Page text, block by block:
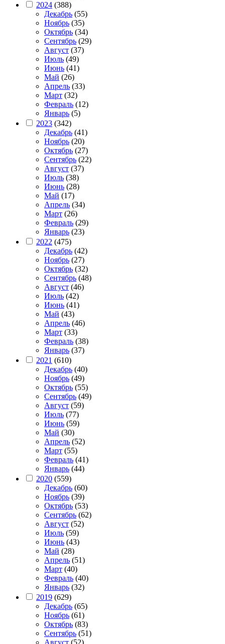
2024 (388)
Декабрь (55)
Ноябрь (35)
Октябрь (34)
Сентябрь (29)
Август (37)
Июль (49)
Июнь (41)
Май (26)
Апрель (33)
Март (32)
Февраль (12)
Январь (5)
2023 (342)
Декабрь (41)
Ноябрь (20)
Октябрь (27)
Сентябрь (22)
Август (37)
Июль (38)
Июнь (28)
Май (17)
Апрель (34)
Март (26)
Февраль (29)
Январь (23)
2022 (475)
Декабрь (42)
Ноябрь (27)
Октябрь (32)
Сентябрь (48)
Август (46)
Июль (42)
Июнь (41)
Май (43)
Апрель (46)
Март (33)
Февраль (38)
Январь (37)
2021 (610)
Декабрь (40)
Ноябрь (49)
Октябрь (55)
Сентябрь (49)
Август (59)
Июль (77)
Июнь (59)
Май (30)
Апрель (52)
Март (55)
Февраль (41)
Январь (44)
2020 (559)
Декабрь (60)
Ноябрь (39)
Октябрь (53)
Сентябрь (62)
Август (52)
Июль (59)
Июнь (43)
Май (28)
Апрель (51)
Март (40)
Февраль (40)
Январь (32)
2019 (629)
Декабрь (65)
Ноябрь (61)
Октябрь (83)
Сентябрь (51)